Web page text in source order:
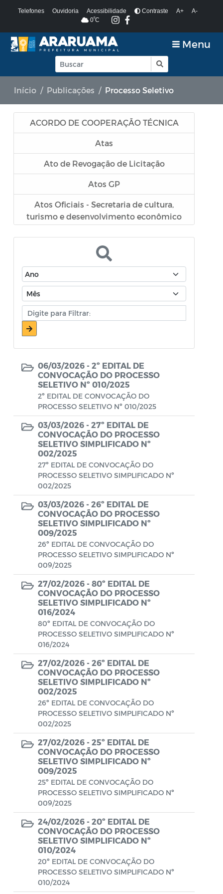
Telefones Ouvidoria Acessibilidade Contraste A+
A-
0ºC
Menu
Início Publicações Processo Seletivo
ACORDO DE COOPERAÇÃO TÉCNICA
Atas
Ato de Revogação de Licitação
Atos GP
Atos Oficiais - Secretaria de cultura,
turismo e desenvolvimento econômico
Atos Oficiais - Secretaria de Educação
Atos Oficiais - Secretaria de Fazenda e
Planejamento
Atos Oficiais - Secretaria de Saúde
Atos Oficiais - Secretaria de Transportes
Atos Oficiais - Secretaria Municipal de
Atos Oficiais - Secretaria Municipal de
Política Social, Trabalho, Habitação,
Terceira Idade e Desenvolvimento
Humano
Autorização Para Início de Obras
Aviso de rescisão unilateral
CADEP - Comissão de Análise de Defesa
CONCURSO GUARDA MUNICIPAL Nº 002
Concurso Público
Conselho Municipal - CACS FUNDEB
Conselho Municipal de Assistência Social
de Araruama - COMASO
Conselho Municipal de Educação
Conselho Municipal de Habitação -
CMHA
Conselho Municipal de Saúde
Conselho Municipal de Turismo
Conselho Municipal do Desenvolvimento
Sustentável Rural e Pesqueiro de
Araruama – COMDESURP-AR
Conselho Municipal do Idoso (COMID)
Conselho Municipal do Meio Ambiente -
Conselho Municipal dos Direitos da
Criança e do Adolescente de Araruama -
CMDCAA
Contratos
Convocação
06/03/2026 - 2º EDITAL DE
CONVOCAÇÃO DO PROCESSO
SELETIVO Nº 010/2025
2º EDITAL DE CONVOCAÇÃO DO
PROCESSO SELETIVO Nº 010/2025
03/03/2026 - 27º EDITAL DE
CONVOCAÇÃO DO PROCESSO
SELETIVO SIMPLIFICADO Nº
002/2025
27º EDITAL DE CONVOCAÇÃO DO
PROCESSO SELETIVO SIMPLIFICADO Nº
002/2025
03/03/2026 - 26º EDITAL DE
CONVOCAÇÃO DO PROCESSO
SELETIVO SIMPLIFICADO Nº
009/2025
26º EDITAL DE CONVOCAÇÃO DO
PROCESSO SELETIVO SIMPLIFICADO Nº
009/2025
27/02/2026 - 80º EDITAL DE
CONVOCAÇÃO DO PROCESSO
SELETIVO SIMPLIFICADO Nº
016/2024
80º EDITAL DE CONVOCAÇÃO DO
PROCESSO SELETIVO SIMPLIFICADO Nº
016/2024
27/02/2026 - 26º EDITAL DE
CONVOCAÇÃO DO PROCESSO
SELETIVO SIMPLIFICADO Nº
002/2025
26º EDITAL DE CONVOCAÇÃO DO
PROCESSO SELETIVO SIMPLIFICADO Nº
002/2025
27/02/2026 - 25º EDITAL DE
CONVOCAÇÃO DO PROCESSO
SELETIVO SIMPLIFICADO Nº
009/2025
25º EDITAL DE CONVOCAÇÃO DO
PROCESSO SELETIVO SIMPLIFICADO Nº
009/2025
24/02/2026 - 20º EDITAL DE
CONVOCAÇÃO DO PROCESSO
SELETIVO SIMPLIFICADO Nº
010/2024
20º EDITAL DE CONVOCAÇÃO DO
PROCESSO SELETIVO SIMPLIFICADO Nº
010/2024